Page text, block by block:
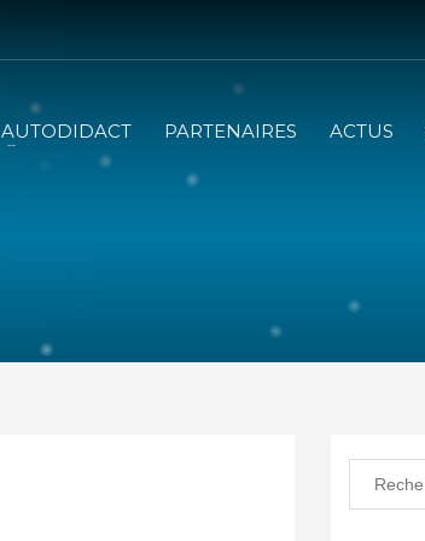
AUTODIDACT PARTENAIRES ACTUS